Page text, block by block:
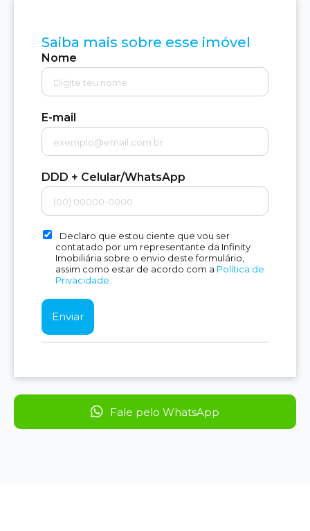
Saiba mais sobre esse imóvel
Nome
E-mail
DDD + Celular/WhatsApp
Declaro que estou ciente que vou ser
contatado por um representante da Infinity
Imobiliária sobre o envio deste formulário,
assim como estar de acordo com a Política de
Privacidade.
Fale pelo WhatsApp